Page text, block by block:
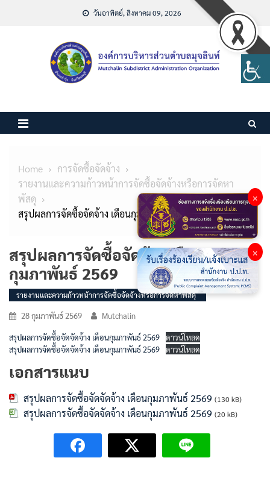
วันอาทิตย์, สิงหาคม 09, 2026
Home
การจัดซื้อจัดจ้าง
รายงานและความก้าวหน้าการจัดซื้อจัดจ้างหรือการจัดหา
พัสดุ
สรุปผลการจัดซื้อจัดจ้าง เดือนกุมภาพันธ์ 2569
สรุปผลการจัดซื้อจัดจ้าง เดือน
กุมภาพันธ์ 2569
รายงานและความก้าวหน้าการจัดซื้อจัดจ้างหรือการจัดหาพัสดุ
28 กุมภาพันธ์ 2569 Mutchalin
สรุปผลการจัดซื้อจัดจัดจ้าง เดือนกุมภาพันธ์ 2569 ดาวน์โหลด
สรุปผลการจัดซื้อจัดจัดจ้าง เดือนกุมภาพันธ์ 2569 ดาวน์โหลด
เอกสารแนบ
สรุปผลการจัดซื้อจัดจัดจ้าง เดือนกุมภาพันธ์ 2569 (130 kB)
สรุปผลการจัดซื้อจัดจัดจ้าง เดือนกุมภาพันธ์ 2569 (20 kB)
×
×